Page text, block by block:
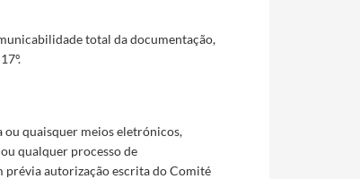
total da documentação,
quaisquer meios eletrónicos,
qualquer processo de
prévia autorização escrita do Comité